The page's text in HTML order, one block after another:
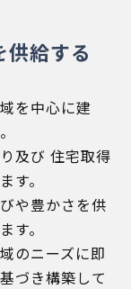
給する
を中心に建
及び 住宅取得
す。
や豊かさを供
す。
のニーズに即
づき構築して